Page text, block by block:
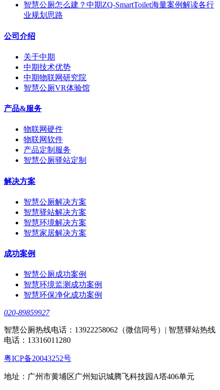
智慧公厕怎么建？中期ZQ-SmartToilet海量案例解读各行
业规划思路
公司介绍
关于中期
中期技术优势
中期物联网研究院
智慧公厕VR体验馆
产品&服务
物联网硬件
物联网软件
产品定制服务
智慧公厕驿站定制
解决方案
智慧公厕解决方案
智慧驿站解决方案
智慧环境解决方案
智慧家居解决方案
成功案例
智慧公厕成功案例
智慧环境监测成功案例
智慧环保净化成功案例
020-89859927
智慧公厕热线电话：13922258062（微信同号）| 智慧驿站热线
电话：13316011280
粤ICP备20043252号
地址：广州市黄埔区广州知识城腾飞科技园A塔406单元